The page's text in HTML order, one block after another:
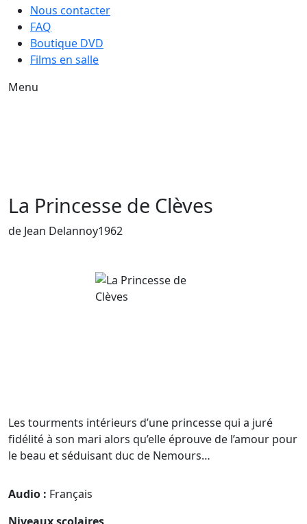
Nous contacter
FAQ
Boutique DVD
Films en salle
Menu
La Princesse de Clèves
de Jean DelannoyAnnée de sortie du film
1962
Les tourments intérieurs d’une princesse qui a juré
fidélité à son mari alors qu’elle éprouve de l’amour pour
le beau et séduisant duc de Nemours…
Audio : Français